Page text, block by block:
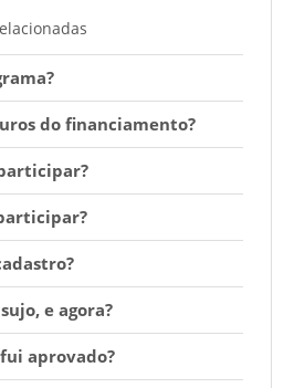
do financiamento?
e agora?
aprovado?